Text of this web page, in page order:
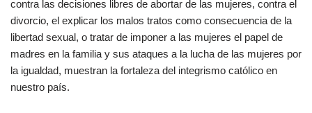
contra las decisiones libres de abortar de las mujeres, contra el
divorcio, el explicar los malos tratos como consecuencia de la
libertad sexual, o tratar de imponer a las mujeres el papel de
madres en la familia y sus ataques a la lucha de las mujeres por
la igualdad, muestran la fortaleza del integrismo católico en
nuestro país.